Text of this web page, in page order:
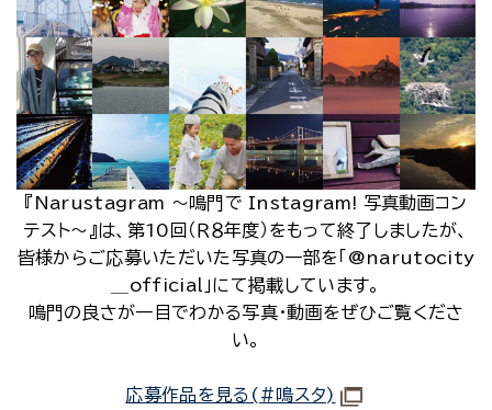
『Narustagram ～鳴門で Instagram! 写真動画コン
テスト～』は、第10回（Ｒ８年度）をもって終了しましたが、
皆様からご応募いただいた写真の一部を「@narutocity
＿official」にて掲載しています。
鳴門の良さが一目でわかる写真・動画をぜひご覧くださ
い。
応募作品を見る(#鳴スタ)